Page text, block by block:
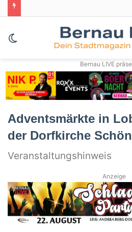
Skin umschalten
Bernau LIVE
Adventsmärkte in
der Dorfkirche
Veranstaltungshinweis
Anzeige